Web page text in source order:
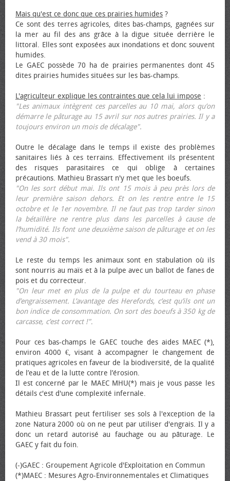
Mais qu'est ce donc que ces prairies humides ?
Ce sont des terres agricoles, dites bas-champs, gagnées sur
la mer au fil des ans grâce à la digue située derrière le
littoral. Elles sont exposées aux inondations et donc souvent
humides.
Le GAEC possède 70 ha de prairies permanentes dont 45
dites prairies humides situées sur les bas-champs.
L'agriculteur explique les contraintes que cela lui impose :
"Les animaux intègrent ces parcelles au 10 mai, alors qu’on
démarre le pâturage au 15 avril sur nos autres prairies. Il y a
toujours environ un mois de décalage".
Outre le décalage dans le temps il existe des problèmes
sanitaires liés à ces terrains. Effectivement ils présentent
des risques parasitaires ce qui oblige à certaines
précautions. Mathieu Brassart n'y met que les bœufs.
"On les sort début mai. Ils ont 15 mois à peu près lors de
leur première saison dehors. Et on les rentre entre le 15
octobre et le 1er novembre. Il ne faut pas trop tarder sinon
la bétaillère ne rentre plus dans les parcelles à cause de
l’humidité. Ils font une deuxième saison de pâturage et on les
vend à 30 mois".
Le reste du temps les animaux sont en stabulation où ils
sont nourris au maïs et à la pulpe avec un ballot de fanes de
pois et du correcteur.
"On leur met en plus de la pulpe et du tourteau en phase
d’engraissement. L’avantage des Herefords, c’est qu’ils ont un
bon indice de consommation. On sort des bœufs à 350 kg de
carcasse, c’est correct !".
Pour ces bas-champs le GAEC touche des aides MAEC (*),
environ 4000 €, visant à accompagner le changement de
pratiques agricoles en faveur de la biodiversité, de la qualité
de l’eau et de la lutte contre l’érosion.
Il est concerné par le MAEC MHU(*) mais je vous passe les
détails c'est d'une complexité infernale.
Mathieu Brassart peut fertiliser ses sols à l'exception de la
zone Natura 2000 où on ne peut par utiliser d'engrais. Il y a
donc un retard autorisé au fauchage ou au pâturage. Le
GAEC y fait du foin.
(-)GAEC : Groupement Agricole d'Exploitation en Commun
(*)MAEC : Mesures Agro-Environnementales et Climatiques